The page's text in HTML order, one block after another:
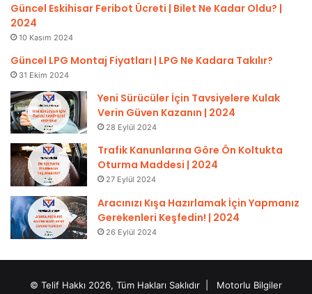
Güncel Eskihisar Feribot Ücreti | Bilet Ne Kadar Oldu? |
2024
10 Kasım 2024
Güncel LPG Montaj Fiyatları | LPG Ne Kadara Takılır?
31 Ekim 2024
Yeni Sürücüler İçin Tavsiyelere Kulak
Verin Güven Kazanın | 2024
28 Eylül 2024
Trafik Kanunlarına Göre Ön Koltukta
Oturma Maddesi | 2024
27 Eylül 2024
Aracınızı Kışa Hazırlamak İçin Yapmanız
Gerekenleri Keşfedin! | 2024
26 Eylül 2024
© Telif Hakkı 2026, Tüm Hakları Saklıdır | Motorlu Bilgiler